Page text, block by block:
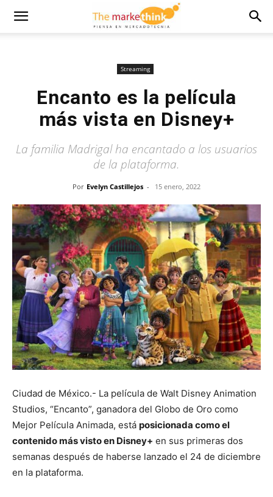
Streaming
Encanto es la película
más vista en Disney+
La familia Madrigal ha encantado a los usuarios
de la plataforma.
Por Evelyn Castillejos - 15 enero, 2022
Ciudad de México.- La película de Walt Disney Animation
Studios, “Encanto”, ganadora del Globo de Oro como
Mejor Película Animada, está posicionada como el
contenido más visto en Disney+ en sus primeras dos
semanas después de haberse lanzado el 24 de diciembre
en la plataforma.